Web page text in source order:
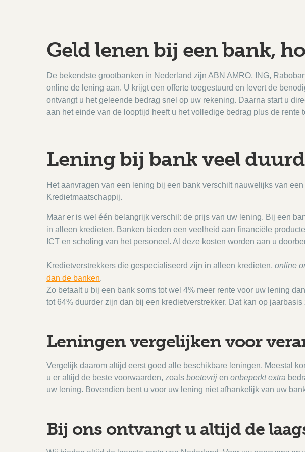
Geld lenen bij een bank,
De bekendste grootbanken in Nederland zijn ABN AMRO, ING,
online de lening aan. U krijgt een offerte toegestuurd en levert de
ontvangt u het geleende bedrag snel op uw rekening. Daarna start u
aan het einde van de looptijd heeft u het volledige bedrag plus de rente
Lening bij bank veel
Het aanvragen van een lening bij een bank verschilt nauwelijks van
Kredietmaatschappij.
Maar er is wel één belangrijk verschil: de prijs van uw lening. Bij een
in alleen kredieten. Banken bieden een veelheid aan financiële
ICT en scholing van het personeel. Al deze kosten worden aan u
Kredietverstrekkers die gespecialiseerd zijn in alleen kredieten, online
dan de banken.
Zo betaalt u bij een bank soms tot wel 4% meer rente voor uw lening
tot 64% duurder zijn dan bij een kredietverstrekker. Dat kan op
Leningen vergelijken voor
Vergelijk daarom altijd eerst goed alle beschikbare leningen. Meestal
u er altijd de beste voorwaarden, zoals boetevrij en onbeperkt extra
uw lening. Bovendien bent u voor uw lening niet afhankelijk van uw
Bij ons ontvangt u altijd de